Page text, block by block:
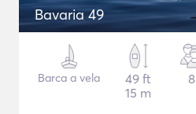
Bavaria 49
Barca a vela
49 ft
15 m
8